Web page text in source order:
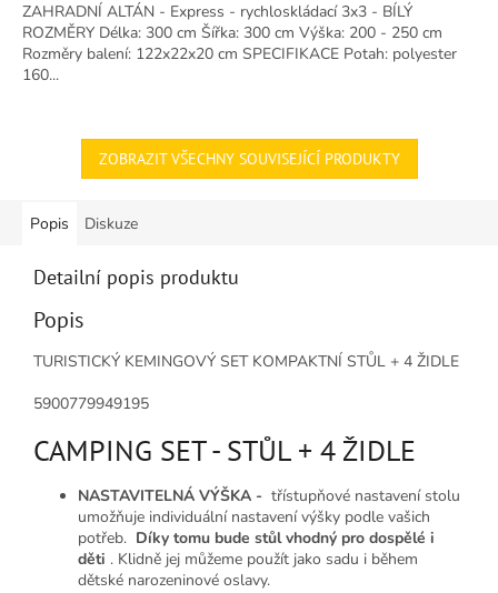
z
5
hvězdiček.
ZAHRADNÍ ALTÁN - Express - rychloskládací 3x3 - BÍLÝ
ROZMĚRY Délka: 300 cm Šířka: 300 cm Výška: 200 - 250 cm
Rozměry balení: 122x22x20 cm SPECIFIKACE Potah: polyester
160...
ZOBRAZIT VŠECHNY SOUVISEJÍCÍ PRODUKTY
Popis Diskuze
Detailní popis produktu
Popis
TURISTICKÝ KEMINGOVÝ SET KOMPAKTNÍ STŮL + 4 ŽIDLE
5900779949195
CAMPING SET - STŮL + 4 ŽIDLE
NASTAVITELNÁ VÝŠKA - třístupňové nastavení stolu
umožňuje individuální nastavení výšky podle vašich
potřeb. Díky tomu bude stůl vhodný pro dospělé i
děti . Klidně jej můžeme použít jako sadu i během
dětské narozeninové oslavy.